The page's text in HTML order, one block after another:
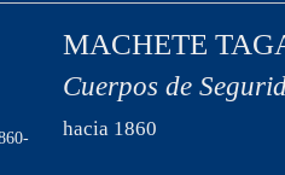
MACHETE
Cuerpos de
hacia 1860